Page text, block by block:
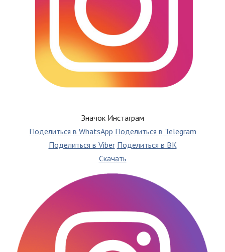
Значок Инстаграм
Поделиться в WhatsApp Поделиться в Telegram
Поделиться в Viber Поделиться в ВК
Скачать